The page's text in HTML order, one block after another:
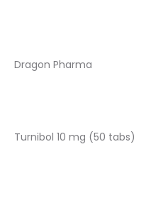
Dragon Pharma
Turnibol 10 mg (50 tabs)